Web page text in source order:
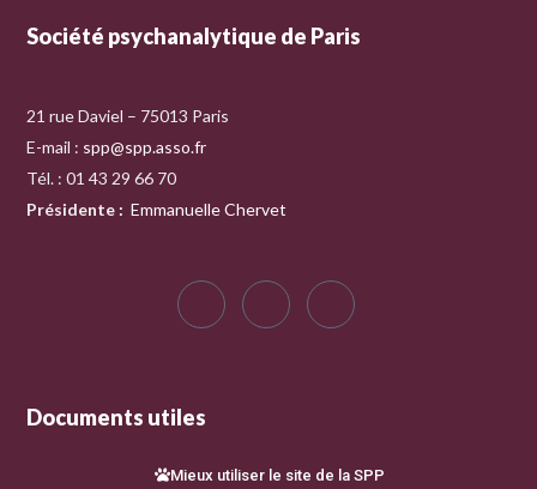
Société psychanalytique de Paris
21 rue Daviel – 75013 Paris
E-mail : spp@spp.asso.fr
Tél. : 01 43 29 66 70
Présidente : Emmanuelle Chervet
Documents utiles
Mieux utiliser le site de la SPP